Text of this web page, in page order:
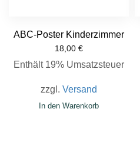
ABC-Poster Kinderzimmer
18,00 €
Enthält 19% Umsatzsteuer
zzgl. Versand
In den Warenkorb